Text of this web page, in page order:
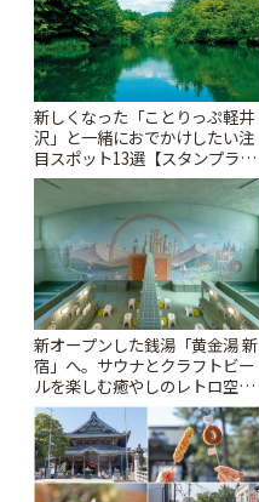
新しくなった「ことりっぷ軽井
沢」と一緒におでかけしたい注
目スポット13選【スタンプラリ
ー開催中】 | ことりっぷ
新オープンした銭湯「黄金湯 新
宿」へ。サウナとクラフトビー
ルを楽しむ癒やしのレトロ空間
| ことりっぷ